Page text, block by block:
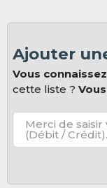
Ajouter
Vous
cette liste ?
Merci de
(Débit / Crédit).